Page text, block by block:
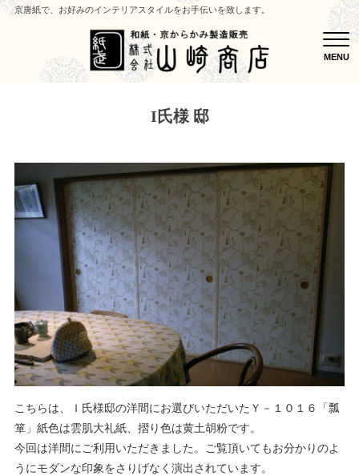
京唐紙で、お好みのインテリアスタイルをお手伝いを致します。
MENU
I氏様 邸
こちらは、Ｉ氏様邸の洋間にお選びいただいたＹ－１０１６「瓢
箪」紙色は雲肌大礼紙、摺り色は黄土胡粉です。
今回は洋間にご利用いただきました。ご覧頂いてもお分かりのよ
うにモダンな印象をさりげなく演出されています。